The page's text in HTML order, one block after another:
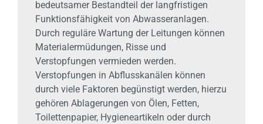
bedeutsamer Bestandteil der langfristigen
Funktionsfähigkeit von Abwasseranlagen.
Durch reguläre Wartung der Leitungen können
Materialermüdungen, Risse und
Verstopfungen vermieden werden.
Verstopfungen in Abflusskanälen können
durch viele Faktoren begünstigt werden, hierzu
gehören Ablagerungen von Ölen, Fetten,
Toilettenpapier, Hygieneartikeln oder durch